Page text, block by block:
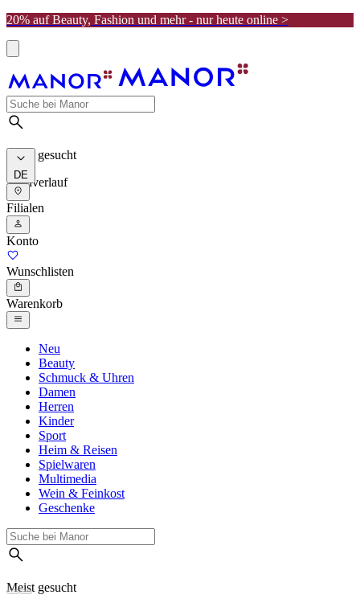
20% auf Beauty, Fashion und mehr - nur heute online >
Meist gesucht
Suchverlauf
DE
Filialen
Konto
Wunschlisten
Warenkorb
Neu
Beauty
Schmuck & Uhren
Damen
Herren
Kinder
Sport
Heim & Reisen
Spielwaren
Multimedia
Wein & Feinkost
Geschenke
Meist gesucht